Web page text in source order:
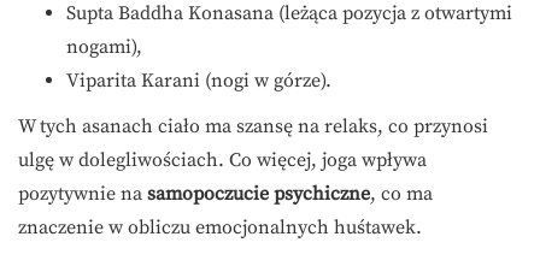
Supta Baddha Konasana (leżąca pozycja z otwartymi
nogami),
Viparita Karani (nogi w górze).
W tych asanach ciało ma szansę na relaks, co przynosi
ulgę w dolegliwościach. Co więcej, joga wpływa
pozytywnie na samopoczucie psychiczne, co ma
znaczenie w obliczu emocjonalnych huśtawek.